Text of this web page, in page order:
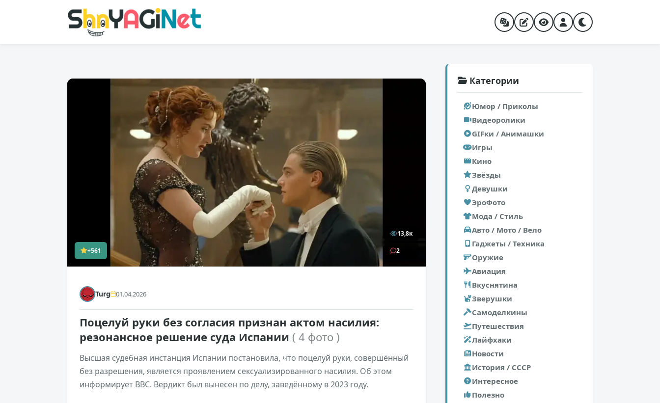
+561
13,8к
2
Turg 01.04.2026
Поцелуй руки без согласия признан актом насилия:
резонансное решение суда Испании ( 4 фото )
Высшая судебная инстанция Испании постановила, что поцелуй руки, совершённый
без разрешения, является проявлением сексуализированного насилия. Об этом
информирует BBC. Вердикт был вынесен по делу, заведённому в 2023 году.
Категории
Юмор / Приколы
Видеоролики
GIFки / Анимашки
Игры
Кино
Звёзды
Девушки
ЭроФото
Мода / Стиль
Авто / Мото / Вело
Гаджеты / Техника
Оружие
Авиация
Вкуснятина
Зверушки
Самоделкины
Путешествия
Лайфхаки
Новости
История / СССР
Интересное
Полезно